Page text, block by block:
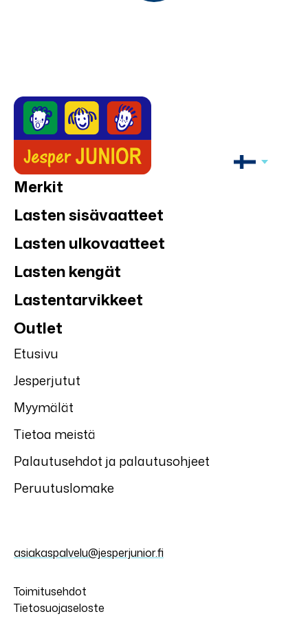
Merkit
Lasten sisävaatteet
Lasten ulkovaatteet
Lasten kengät
Lastentarvikkeet
Outlet
Etusivu
Jesperjutut
Myymälät
Tietoa meistä
Palautusehdot ja palautusohjeet
Peruutuslomake
asiakaspalvelu@jesperjunior.fi
Toimitusehdot
Tietosuojaseloste